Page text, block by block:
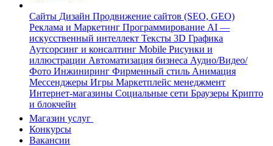
Сайты Дизайн Продвижение сайтов (SEO, GEO)
Реклама и Маркетинг Программирование AI —
искусственный интеллект Тексты 3D Графика
Аутсорсинг и консалтинг Mobile Рисунки и
иллюстрации Автоматизация бизнеса Аудио/Видео/
Фото Инжиниринг Фирменный стиль Анимация
Мессенджеры Игры Маркетплейс менеджмент
Интернет-магазины Социальные сети Браузеры Крипто
и блокчейн
Магазин услуг
Конкурсы
Вакансии